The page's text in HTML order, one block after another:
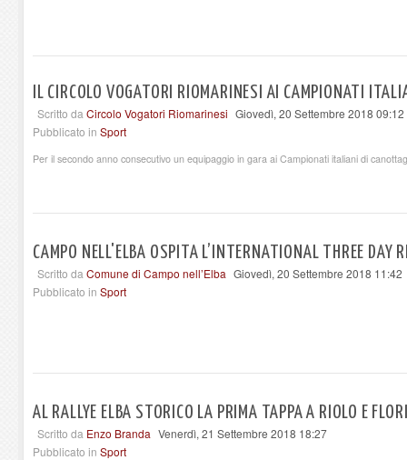
IL CIRCOLO VOGATORI RIOMARINESI AI CAMPIONATI
Scritto da Circolo Vogatori Riomarinesi Giovedì, 20 Settembre 2018 09:12
Pubblicato in Sport
Per il secondo anno consecutivo un equipaggio in gara ai Campionati italiani di
CAMPO NELL'ELBA OSPITA L’INTERNATIONAL THREE DAY
Scritto da Comune di Campo nell’Elba Giovedì, 20 Settembre 2018 11:42
Pubblicato in Sport
AL RALLYE ELBA STORICO LA PRIMA TAPPA A RIOLO E
Scritto da Enzo Branda Venerdì, 21 Settembre 2018 18:27
Pubblicato in Sport